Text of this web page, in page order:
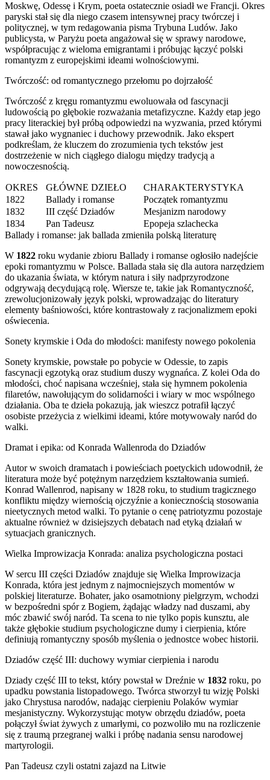
Moskwę, Odessę i Krym, poeta ostatecznie osiadł we Francji. Okres
paryski stał się dla niego czasem intensywnej pracy twórczej i
politycznej, w tym redagowania pisma Trybuna Ludów. Jako
publicysta, w Paryżu poeta angażował się w sprawy narodowe,
współpracując z wieloma emigrantami i próbując łączyć polski
romantyzm z europejskimi ideami wolnościowymi.
Twórczość: od romantycznego przełomu po dojrzałość
Twórczość z kręgu romantyzmu ewoluowała od fascynacji
ludowością po głębokie rozważania metafizyczne. Każdy etap jego
pracy literackiej był próbą odpowiedzi na wyzwania, przed którymi
stawał jako wygnaniec i duchowy przewodnik. Jako ekspert
podkreślam, że kluczem do zrozumienia tych tekstów jest
dostrzeżenie w nich ciągłego dialogu między tradycją a
nowoczesnością.
OKRES GŁÓWNE DZIEŁO
CHARAKTERYSTYKA
1822
Ballady i romanse
Początek romantyzmu
1832
III część Dziadów
Mesjanizm narodowy
1834
Pan Tadeusz
Epopeja szlachecka
Ballady i romanse: jak ballada zmieniła polską literaturę
W 1822 roku wydanie zbioru Ballady i romanse ogłosiło nadejście
epoki romantyzmu w Polsce. Ballada stała się dla autora narzędziem
do ukazania świata, w którym natura i siły nadprzyrodzone
odgrywają decydującą rolę. Wiersze te, takie jak Romantyczność,
zrewolucjonizowały język polski, wprowadzając do literatury
elementy baśniowości, które kontrastowały z racjonalizmem epoki
oświecenia.
Sonety krymskie i Oda do młodości: manifesty nowego pokolenia
Sonety krymskie, powstałe po pobycie w Odessie, to zapis
fascynacji egzotyką oraz studium duszy wygnańca. Z kolei Oda do
młodości, choć napisana wcześniej, stała się hymnem pokolenia
filaretów, nawołującym do solidarności i wiary w moc wspólnego
działania. Oba te dzieła pokazują, jak wieszcz potrafił łączyć
osobiste przeżycia z wielkimi ideami, które motywowały naród do
walki.
Dramat i epika: od Konrada Wallenroda do Dziadów
Autor w swoich dramatach i powieściach poetyckich udowodnił, że
literatura może być potężnym narzędziem kształtowania sumień.
Konrad Wallenrod, napisany w 1828 roku, to studium tragicznego
konfliktu między wiernością ojczyźnie a koniecznością stosowania
nieetycznych metod walki. To pytanie o cenę patriotyzmu pozostaje
aktualne również w dzisiejszych debatach nad etyką działań w
sytuacjach granicznych.
Wielka Improwizacja Konrada: analiza psychologiczna postaci
W sercu III części Dziadów znajduje się Wielka Improwizacja
Konrada, która jest jednym z najmocniejszych momentów w
polskiej literaturze. Bohater, jako osamotniony pielgrzym, wchodzi
w bezpośredni spór z Bogiem, żądając władzy nad duszami, aby
móc zbawić swój naród. Ta scena to nie tylko popis kunsztu, ale
także głębokie studium psychologiczne dumy i cierpienia, które
definiują romantyczny sposób myślenia o jednostce wobec historii.
Dziadów część III: duchowy wymiar cierpienia i narodu
Dziady część III to tekst, który powstał w Dreźnie w 1832 roku, po
upadku powstania listopadowego. Twórca stworzył tu wizję Polski
jako Chrystusa narodów, nadając cierpieniu Polaków wymiar
mesjanistyczny. Wykorzystując motyw obrzędu dziadów, poeta
połączył świat żywych z umarłymi, co pozwoliło mu na rozliczenie
się z traumą przegranej walki i próbę nadania sensu narodowej
martyrologii.
Pan Tadeusz czyli ostatni zajazd na Litwie